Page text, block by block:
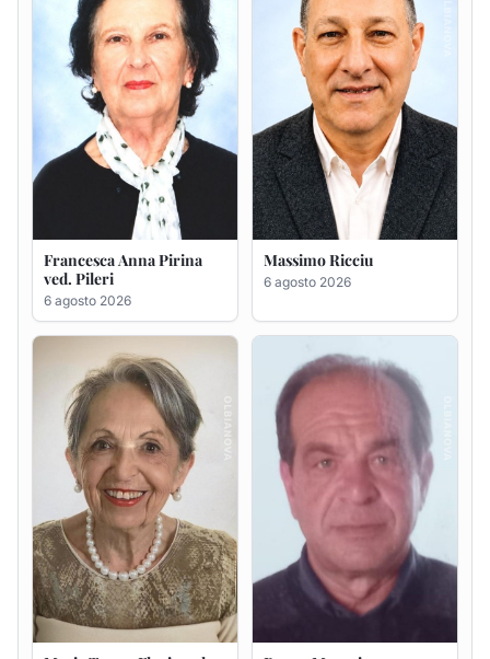
Maria Teresa Floris ved.
6 agosto 2026
Renzo Murrai
5 agosto 2026